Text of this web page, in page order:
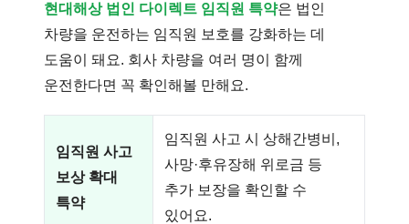
현대해상 법인 다이렉트 임직원 특약은 법인
차량을 운전하는 임직원 보호를 강화하는 데
도움이 돼요. 회사 차량을 여러 명이 함께
운전한다면 꼭 확인해볼 만해요.
임직원 사고
보상 확대
특약
임직원 사고 시 상해간병비,
사망·후유장해 위로금 등
추가 보장을 확인할 수
있어요.